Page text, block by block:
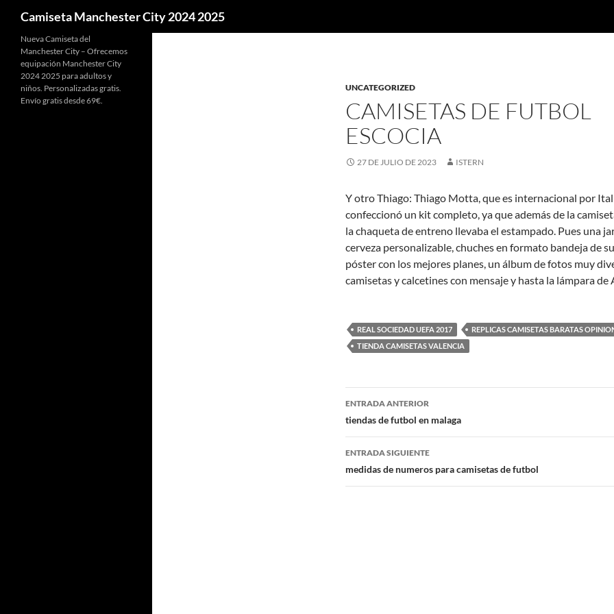
Camiseta Manchester City 2024 2025
UNCATEGORIZED
CAMISETAS DE FUTBOL
ESCOCIA
27 DE JULIO DE 2023 ISTERN
Y otro Thiago: Thiago Motta, que es internacional por
confeccionó un kit completo, ya que además de la
la chaqueta de entreno llevaba el estampado. Pues una
cerveza personalizable, chuches en formato bandeja de
póster con los mejores planes, un álbum de fotos muy
camisetas y calcetines con mensaje y hasta la lámpara de
REAL SOCIEDAD UEFA 2017
REPLICAS CAMISETAS BARATAS
TIENDA CAMISETAS VALENCIA
Navegación
de
entradas
ENTRADA ANTERIOR
tiendas de futbol en malaga
ENTRADA SIGUIENTE
medidas de numeros para camisetas de futbol
Nueva Camiseta del
Manchester City – Ofrecemos
equipación Manchester City
2024 2025 para adultos y
niños. Personalizadas gratis.
Envío gratis desde 69€.